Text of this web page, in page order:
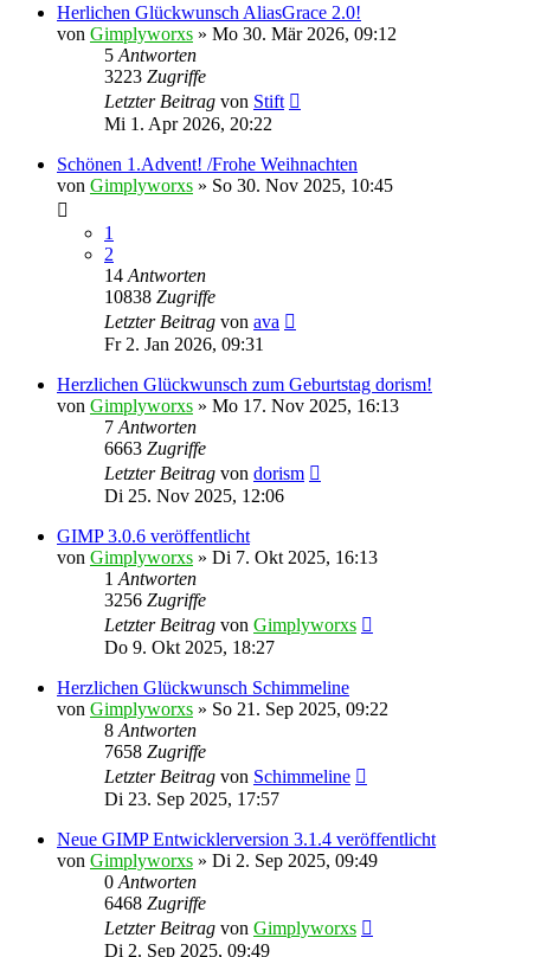
Herlichen Glückwunsch AliasGrace 2.0!
von Gimplyworxs » Mo 30. Mär 2026, 09:12
5 Antworten
3223 Zugriffe
Letzter Beitrag von Stift
Mi 1. Apr 2026, 20:22
Schönen 1.Advent! /Frohe Weihnachten
von Gimplyworxs » So 30. Nov 2025, 10:45
1
2
14 Antworten
10838 Zugriffe
Letzter Beitrag von ava
Fr 2. Jan 2026, 09:31
Herzlichen Glückwunsch zum Geburtstag dorism!
von Gimplyworxs » Mo 17. Nov 2025, 16:13
7 Antworten
6663 Zugriffe
Letzter Beitrag von dorism
Di 25. Nov 2025, 12:06
GIMP 3.0.6 veröffentlicht
von Gimplyworxs » Di 7. Okt 2025, 16:13
1 Antworten
3256 Zugriffe
Letzter Beitrag von Gimplyworxs
Do 9. Okt 2025, 18:27
Herzlichen Glückwunsch Schimmeline
von Gimplyworxs » So 21. Sep 2025, 09:22
8 Antworten
7658 Zugriffe
Letzter Beitrag von Schimmeline
Di 23. Sep 2025, 17:57
Neue GIMP Entwicklerversion 3.1.4 veröffentlicht
von Gimplyworxs » Di 2. Sep 2025, 09:49
0 Antworten
6468 Zugriffe
Letzter Beitrag von Gimplyworxs
Di 2. Sep 2025, 09:49